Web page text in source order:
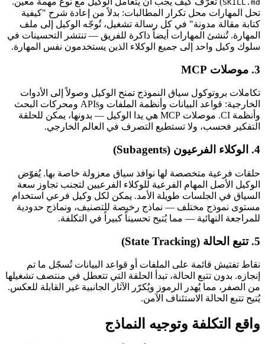
SKILL.md
تحل المهارات محل تكرار المطالبات: بدلاً من إعادة شرح "كيفية
كتابة مقالة مدونة" في كل رسالة تشغيل، تُوجّه الوكيل إلى ملف
المهارة. تُنشئ المهارات أيضاً ذاكرة للفريق — تنتشر التحسينات في
سلوك وكيل واحد إلى جميع الوكلاء الذين يستخدمون نفس المهارة.
3. موصلات MCP
تكاملات بروتوكول سياق النموذج تمنح الوكيل وصولاً إلى الأدوات
الخارجية: قواعد البيانات وأنظمة الملفات وAPIs ومحركات البحث
وأنظمة CI. موصلات MCP هي يدا الوكيل — بدونها، يمكن للحلقة
التفكير فحسب، ولا تستطيع التصرف في العالم الخارجي.
4. الوكلاء الفرعيون (Subagents)
حلقات فرعية متخصصة لها نوافذ سياق معزولة خاصة بها. يُفوّض
الوكيل الأصل المهام الفرعية للوكلاء الفرعيين لتجنب تجاوز سعة
السياق في الجلسات طويلة الأمد. يمكن لكل وكيل فرعي استخدام
مستوى نموذج مختلف — نماذج رخيصة للتصنيف، ونماذج حدودية
للمراجعة النهائية — مما يُتيح تحسيناً كبيراً في التكلفة.
5. تتبع الحالة (State Tracking)
نقاط تفتيش قائمة على الملفات أو قواعد البيانات تُسجّل ما تم
إنجازه. بدون تتبع الحالة، تبدأ الحلقة التي تتعطل في منتصف تشغيلها
من الصفر، مما يُهدر الرموز ويُكرّر الآثار الجانبية غير القابلة للعكس.
يُتيح تتبع الحالة الاستئناف الآمن.
واقع التكلفة وتوجيه النماذج